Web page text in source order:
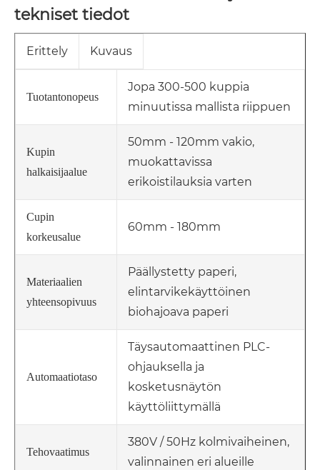
tekniset tiedot
Erittely Kuvaus
Tuotantonopeus
Jopa 300-500 kuppia
minuutissa mallista riippuen
Kupin
halkaisijaalue
50mm - 120mm vakio,
muokattavissa
erikoistilauksia varten
Cupin
korkeusalue
60mm - 180mm
Materiaalien
yhteensopivuus
Päällystetty paperi,
elintarvikekäyttöinen
biohajoava paperi
Automaatiotaso
Täysautomaattinen PLC-
ohjauksella ja
kosketusnäytön
käyttöliittymällä
Tehovaatimus
380V / 50Hz kolmivaiheinen,
valinnainen eri alueille